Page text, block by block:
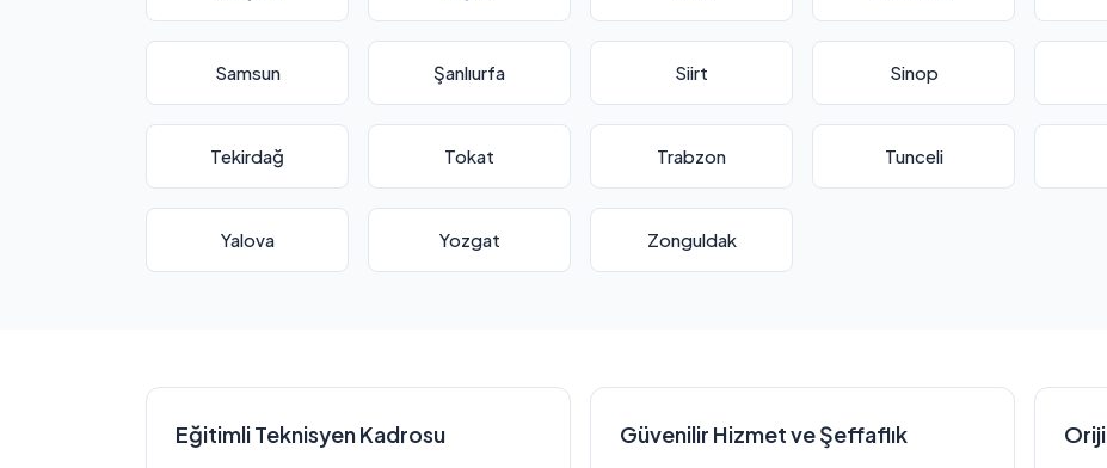
Samsun Şanlıurfa Siirt Sinop
Tekirdağ Tokat Trabzon Tunceli
Yalova Yozgat Zonguldak
Eğitimli Teknisyen Kadrosu Güvenilir Hizmet ve Şeffaflık